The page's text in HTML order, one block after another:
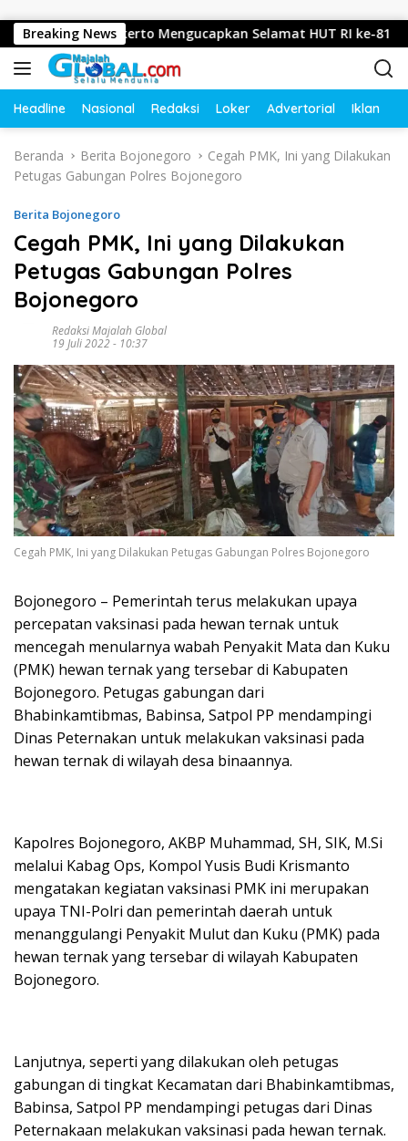
Breaking News
Mojokerto Mengucapkan Selamat HUT RI ke-81 Tahun
Headline Nasional Redaksi Loker Advertorial Iklan
Beranda Berita Bojonegoro
Cegah PMK, Ini yang Dilakukan
Petugas Gabungan Polres Bojonegoro
Berita Bojonegoro
Cegah PMK, Ini yang Dilakukan
Petugas Gabungan Polres
Bojonegoro
Redaksi Majalah Global
19 Juli 2022 - 10:37
Cegah PMK, Ini yang Dilakukan Petugas Gabungan Polres Bojonegoro
Bojonegoro – Pemerintah terus melakukan upaya
percepatan vaksinasi pada hewan ternak untuk
mencegah menularnya wabah Penyakit Mata dan Kuku
(PMK) hewan ternak yang tersebar di Kabupaten
Bojonegoro. Petugas gabungan dari
Bhabinkamtibmas, Babinsa, Satpol PP mendampingi
Dinas Peternakan untuk melakukan vaksinasi pada
hewan ternak di wilayah desa binaannya.
Kapolres Bojonegoro, AKBP Muhammad, SH, SIK, M.Si
melalui Kabag Ops, Kompol Yusis Budi Krismanto
mengatakan kegiatan vaksinasi PMK ini merupakan
upaya TNI-Polri dan pemerintah daerah untuk
menanggulangi Penyakit Mulut dan Kuku (PMK) pada
hewan ternak yang tersebar di wilayah Kabupaten
Bojonegoro.
Lanjutnya, seperti yang dilakukan oleh petugas
gabungan di tingkat Kecamatan dari Bhabinkamtibmas,
Babinsa, Satpol PP mendampingi petugas dari Dinas
Peternakaan melakukan vaksinasi pada hewan ternak.